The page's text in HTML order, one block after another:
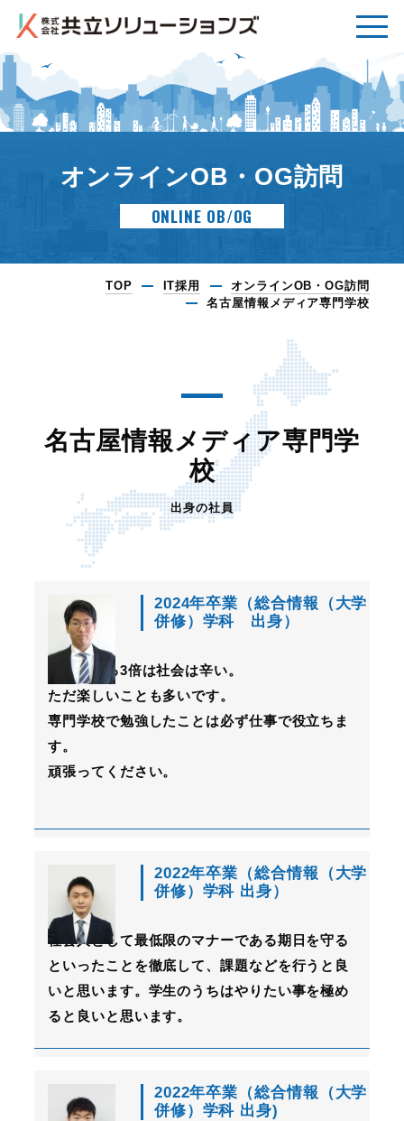
オンラインOB・OG訪問
ONLINE OB/OG
TOP IT採用
オンラインOB・OG訪問
名古屋情報メディア専門学校
名古屋情報メディア専門学
校
出身の社員
2024年卒業（総合情報（大学
併修）学科 出身）
思っている3倍は社会は辛い。
ただ楽しいことも多いです。
専門学校で勉強したことは必ず仕事で役立ちま
す。
頑張ってください。
2022年卒業（総合情報（大学
併修）学科 出身）
社会人として最低限のマナーである期日を守る
といったことを徹底して、課題などを行うと良
いと思います。学生のうちはやりたい事を極め
ると良いと思います。
2022年卒業（総合情報（大学
併修）学科 出身)